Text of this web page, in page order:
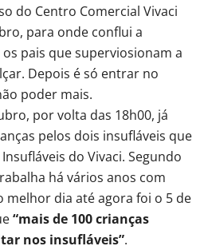
do Centro Comercial Vivaci
para onde conflui a
pais que superviosionam a
Depois é só entrar no
poder mais.
por volta das 18h00, já
pelos dois insufláveis que
do Vivaci. Segundo
há vários anos com
melhor dia até agora foi o 5 de
“mais de 100 crianças
nos insufláveis”.